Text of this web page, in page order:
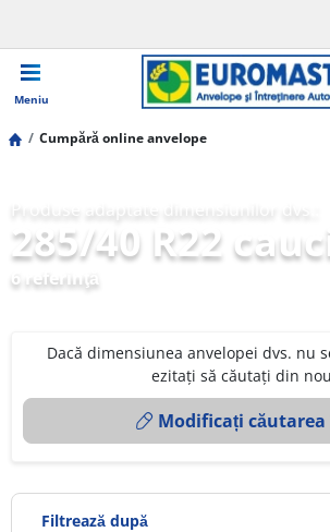
Meniu
Cumpără online anvelope
285/40 R22
6 referinţă
Dacă dimensiunea anvelopei dvs. nu
ezitați să căutați din
Modificați căutarea
Filtrează după